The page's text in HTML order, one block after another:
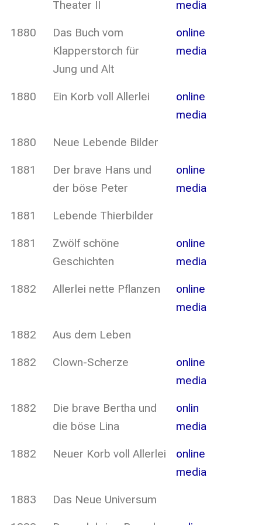
Theater II
media
1880
Das Buch vom
Klapperstorch für
Jung und Alt
online
media
1880 Ein Korb voll Allerlei
online
media
1880 Neue Lebende Bilder
1881
Der brave Hans und
der böse Peter
online
media
1881 Lebende Thierbilder
1881
Zwölf schöne
Geschichten
online
media
1882 Allerlei nette Pflanzen
online
media
1882 Aus dem Leben
1882 Clown-Scherze
online
media
1882
Die brave Bertha und
die böse Lina
onlin
media
1882 Neuer Korb voll Allerlei
online
media
1883 Das Neue Universum